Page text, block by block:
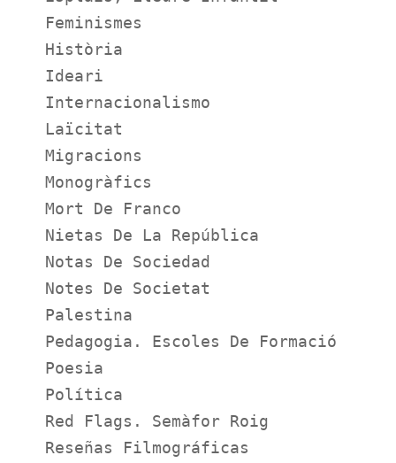
Feminismes
Història
Ideari
Internacionalismo
Laïcitat
Migracions
Monogràfics
Mort De Franco
Nietas De La República
Notas De Sociedad
Notes De Societat
Palestina
Pedagogia. Escoles De Formació
Poesia
Política
Red Flags. Semàfor Roig
Reseñas Filmográficas